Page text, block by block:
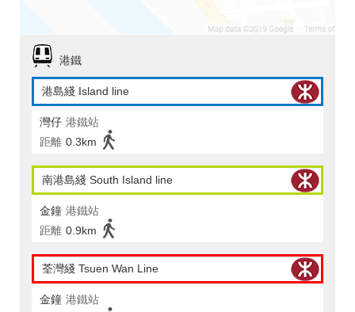
港鐵
港島綫 Island line
灣仔 港鐵站
距離 0.3km
南港島綫 South Island line
金鐘 港鐵站
距離 0.9km
荃灣綫 Tsuen Wan Line
金鐘 港鐵站